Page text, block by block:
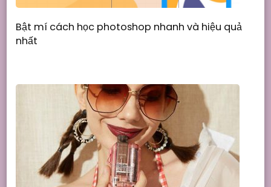
Bật mí cách học photoshop nhanh và hiệu quả
nhất